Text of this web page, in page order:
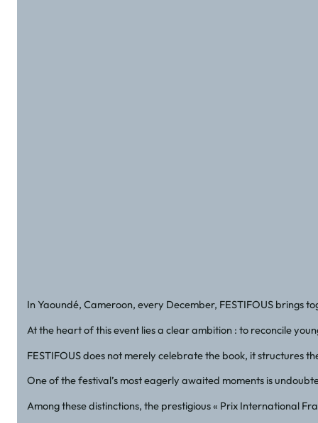
In Yaoundé, Cameroon, every December, FESTIFOUS
At the heart of this event lies a clear ambition : to reconcile
FESTIFOUS does not merely celebrate the book, it structures
One of the festival’s most eagerly awaited moments is
Among these distinctions, the prestigious « Prix International